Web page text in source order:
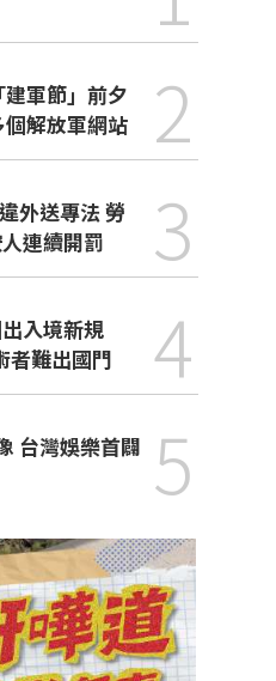
軍節」前夕
個解放軍網站
2
外送專法 勞
連續開罰
3
入境新規
者難出國門
4
5